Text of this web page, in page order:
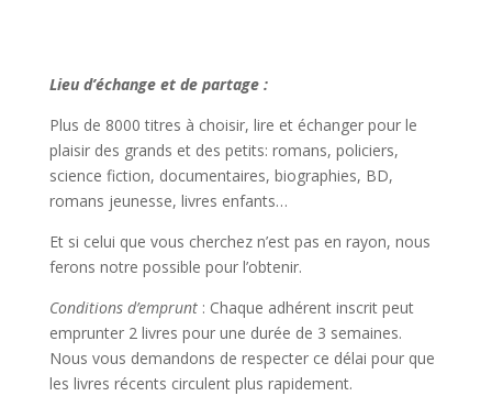
Lieu d’échange et de partage :
Plus de 8000 titres à choisir, lire et échanger pour le
plaisir des grands et des petits: romans, policiers,
science fiction, documentaires, biographies, BD,
romans jeunesse, livres enfants…
Et si celui que vous cherchez n’est pas en rayon, nous
ferons notre possible pour l’obtenir.
Conditions d’emprunt : Chaque adhérent inscrit peut
emprunter 2 livres pour une durée de 3 semaines.
Nous vous demandons de respecter ce délai pour que
les livres récents circulent plus rapidement.